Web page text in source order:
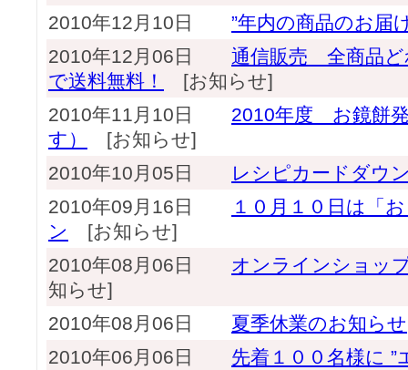
2010年12月10日 ”年内の商品のお届
2010年12月06日 通信販売 全商品ど
で送料無料！
[お知らせ]
2010年11月10日 2010年度 お鏡餅
す）
[お知らせ]
2010年10月05日
レシピカードダウ
2010年09月16日
１０月１０日は「
ン
[お知らせ]
2010年08月06日 オンラインショッ
知らせ]
2010年08月06日 夏季休業のお知らせ
2010年06月06日 先着１００名様に